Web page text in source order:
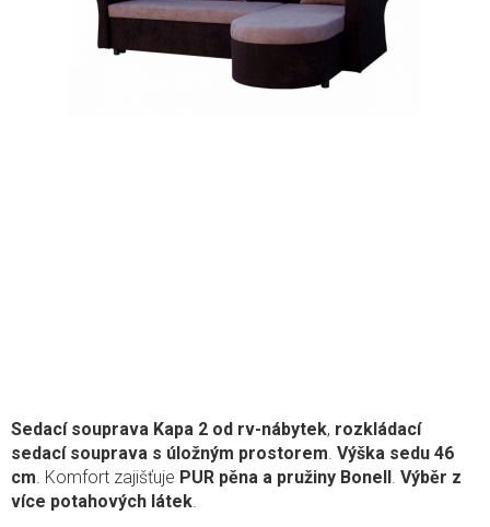
Sedací souprava Kapa 2 od rv-nábytek, rozkládací
sedací souprava s úložným prostorem. Výška sedu 46
cm. Komfort zajišťuje PUR pěna a pružiny Bonell. Výběr z
více potahových látek.